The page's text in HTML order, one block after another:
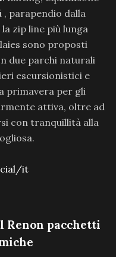
, parapendio dalla
zip line più lunga
sono proposti
due parchi naturali
escursionistici e
primavera per gli
attiva, oltre ad
con tranquillità alla
it
Renon pacchetti